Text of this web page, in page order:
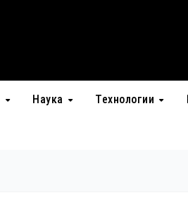
Наука Технологии